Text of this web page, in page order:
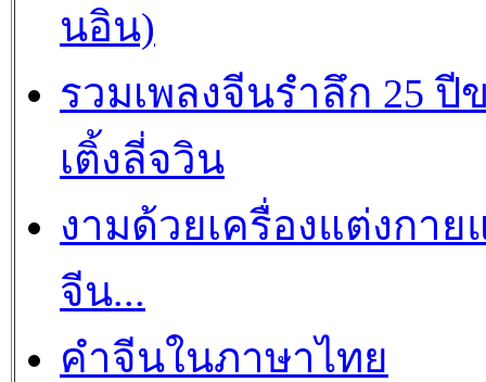
นอิน)
รวมเพลงจีนรำลึก 25 ปี
เติ้งลี่จวิน
งามด้วยเครื่องแต่งกาย
จีน...
คำจีนในภาษาไทย